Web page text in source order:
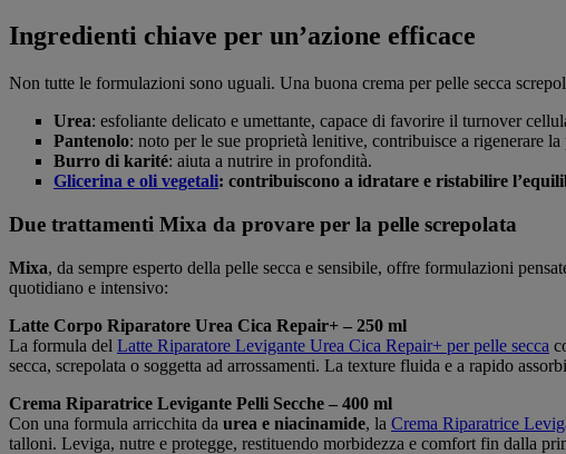
Ingredienti chiave per un’azione efficace
Non tutte le formulazioni sono uguali. Una buona crema per pelle secca
Urea: esfoliante delicato e umettante, capace di favorire il turnover
Pantenolo: noto per le sue proprietà lenitive, contribuisce a rigenerare la
Burro di karité: aiuta a nutrire in profondità.
Glicerina e oli vegetali: contribuiscono a idratare e ristabilire
Due trattamenti Mixa da provare per la pelle screpolata
Mixa, da sempre esperto della pelle secca e sensibile, offre formulazioni
quotidiano e intensivo:
Latte Corpo Riparatore Urea Cica Repair+ – 250 ml
La formula del Latte Riparatore Levigante Urea Cica Repair+ per pelle secca
secca, screpolata o soggetta ad arrossamenti. La texture fluida e a rapido
Crema Riparatrice Levigante Pelli Secche – 400 ml
Con una formula arricchita da urea e niacinamide, la Crema Riparatrice
talloni. Leviga, nutre e protegge, restituendo morbidezza e comfort fin dalla